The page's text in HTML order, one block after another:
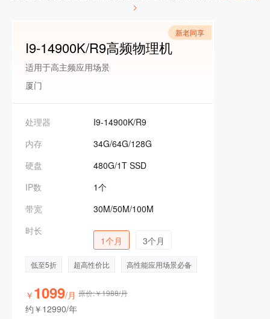
新老同享
I9-14900K/R9高频物理机
适用于高主频应用场景
厦门
处理器
I9-14900K/R9
内存
34G/64G/128G
硬盘
480G/1T SSD
IP数
1个
带宽
30M/50M/100M
时长
1个月
3个月
低至5折 超高性价比 高性能应用场景必备
￥ 1099/月 原价:￥1988/月
约￥12990/年